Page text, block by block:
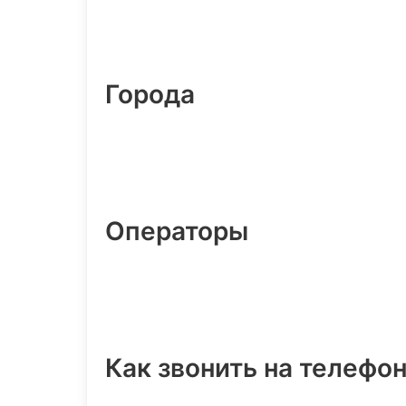
Города
Операторы
Как звонить на телефон